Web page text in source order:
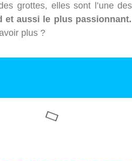
grottes, elles sont l’une
et aussi le plus passionnant.
plus ?